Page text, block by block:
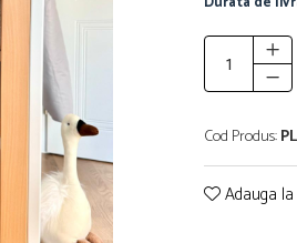
Cod Produs:
Adauga